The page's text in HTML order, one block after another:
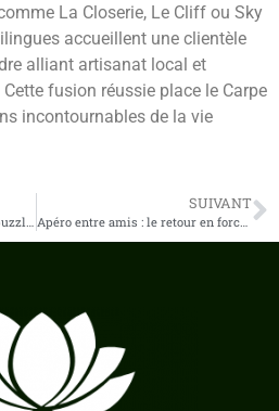
La Closerie, Le Cliff ou Sky
accueillent une clientèle
alliant artisanat local et
fusion réussie place le Carpe
incontournables de la vie
SUIVANT
Apéro entre amis : le retour en force des grands classiques